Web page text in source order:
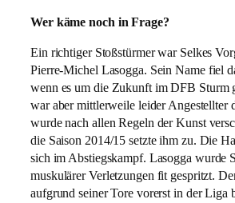
Wer käme noch in Frage?
Ein richtiger Stoßstürmer war Selkes
Pierre-Michel Lasogga. Sein Name fiel
wenn es um die Zukunft im DFB Sturm
war aber mittlerweile leider Angestellter
wurde nach allen Regeln der Kunst
die Saison 2014/15 setzte ihm zu. Die
sich im Abstiegskampf. Lasogga wurde
muskulärer Verletzungen fit gespritzt.
aufgrund seiner Tore vorerst in der Liga